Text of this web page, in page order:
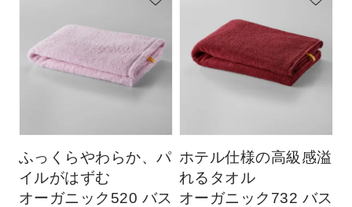
ふっくらやわらか、パ
イルがはずむ
オーガニック520 バス
ホテル仕様の高級感溢
れるタオル
オーガニック732 バス